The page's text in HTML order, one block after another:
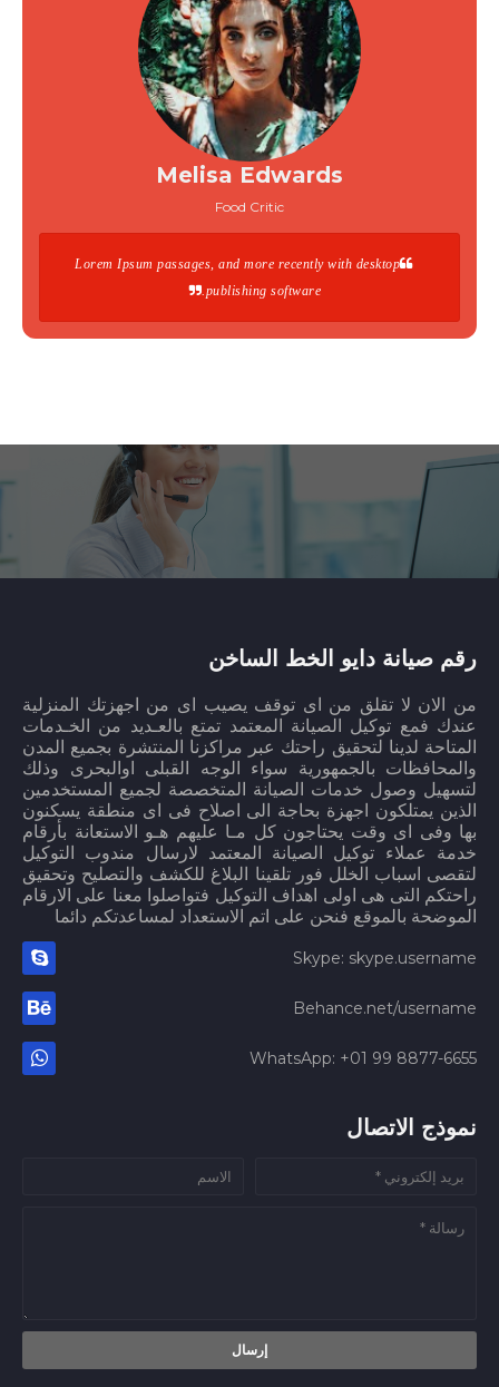
Melisa Edwards
Food Critic
Lorem Ipsum passages, and more recently with desktop
publishing software.
رقم صيانة دايو الخط الساخن
من الان لا تقلق من اى توقف يصيب اى من اجهزتك المنزلية
عندك فمع توكيل الصيانة المعتمد تمتع بالعـديد من الخـدمات
المتاحة لدينا لتحقيق راحتك عبر مراكزنا المنتشرة بجميع المدن
والمحافظات بالجمهورية سواء الوجه القبلى اوالبحرى وذلك
لتسهيل وصول خدمات الصيانة المتخصصة لجميع المستخدمين
الذين يمتلكون اجهزة بحاجة الى اصلاح فى اى منطقة يسكنون
بها وفى اى وقت يحتاجون كل مـا عليهم هـو الاستعانة بأرقام
خدمة عملاء توكيل الصيانة المعتمد لارسال مندوب التوكيل
لتقصى اسباب الخلل فور تلقينا البلاغ للكشف والتصليح وتحقيق
راحتكم التى هى اولى اهداف التوكيل فتواصلوا معنا على الارقام
الموضحة بالموقع فنحن على اتم الاستعداد لمساعدتكم دائما
Skype: skype.username
Behance.net/username
WhatsApp: +01 99 8877-6655
نموذج الاتصال